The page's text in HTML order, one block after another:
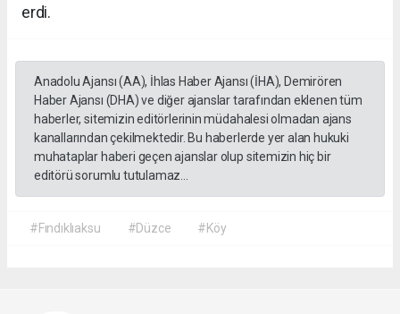
erdi.
Anadolu Ajansı (AA), İhlas Haber Ajansı (İHA), Demirören
Haber Ajansı (DHA) ve diğer ajanslar tarafından eklenen tüm
haberler, sitemizin editörlerinin müdahalesi olmadan ajans
kanallarından çekilmektedir. Bu haberlerde yer alan hukuki
muhataplar haberi geçen ajanslar olup sitemizin hiç bir
editörü sorumlu tutulamaz...
#Fındıklıaksu #Düzce #Köy